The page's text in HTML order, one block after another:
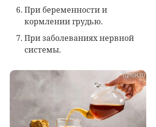
При беременности и
кормлении грудью.
При заболеваниях нервной
системы.